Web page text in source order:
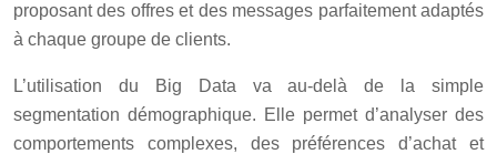
proposant des offres et des messages parfaitement adaptés
à chaque groupe de clients.
L’utilisation du Big Data va au-delà de la simple
segmentation démographique. Elle permet d’analyser des
comportements complexes, des préférences d’achat et